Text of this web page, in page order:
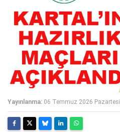
Yayınlanma: 06 Temmuz 2026